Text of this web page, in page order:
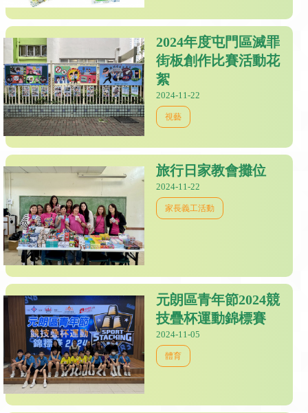
2024年度屯門區滅罪
街板創作比賽活動花
絮
2024-11-22
視藝
旅行日家教會攤位
2024-11-22
家長義工活動
元朗區青年節2024競
技疊杯運動錦標賽
2024-11-05
體育